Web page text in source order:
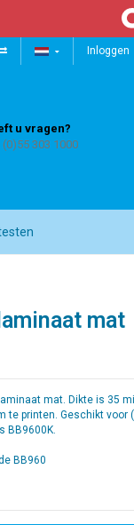
Inloggen
u vragen?
(0)55 303 1000
mat
mat. Dikte is 35
printen. Geschikt voor
BB9600K.
BB960